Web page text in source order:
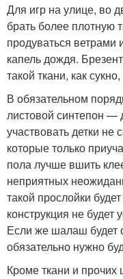
Для игр на улице, во
брать более плотную
продуваться
капель дождя.
такой ткани, как
В обязательном
листовой синтепон —
участвовать детки не
которые только
пола лучше вшить
неприятных
такой прослойки
конструкция не
Если же шалаш будет
обязательно нужно
Кроме ткани и